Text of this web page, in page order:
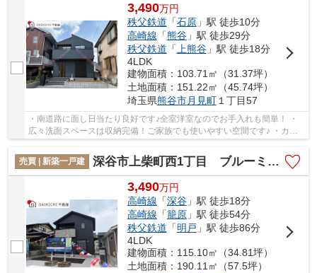
3,490万円
秩父鉄道 「石原」駅 徒歩10分
高崎線 「熊谷」駅 徒歩29分
秩父鉄道 「上熊谷」駅 徒歩18分
4LDK
建物面積：103.71㎡（31.37坪）
土地面積：151.22㎡（45.74坪）
埼玉県熊谷市月見町１丁目57
・南道路に面し日当たり良好です♪全室洋室なのでお手入れも簡単！ ・
広々洗面スペースは収納完備！ご家族でも使いやすい空間です♪ ・カー
売買 | 新築一戸建
深谷市上柴町西1丁目 ブルーミングガーデン 全4棟 4号棟
3,490万円
高崎線 「深谷」駅 徒歩18分
高崎線 「籠原」駅 徒歩54分
秩父鉄道 「明戸 」駅 徒歩86分
4LDK
建物面積：115.10㎡（34.81坪）
土地面積：190.11㎡（57.5坪）